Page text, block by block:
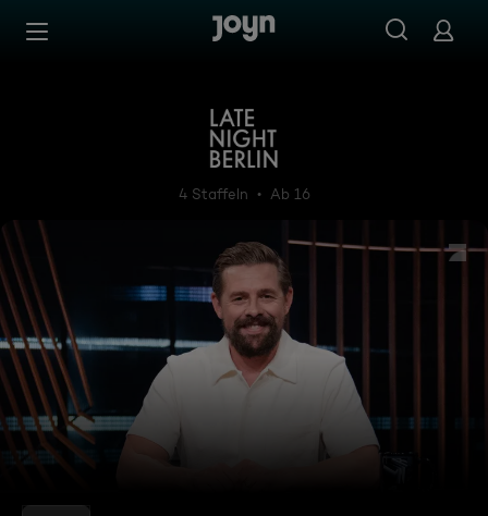
Zum Inhalt springen
Late Night Berlin - mit Klaas
4 Staffeln Ab 16